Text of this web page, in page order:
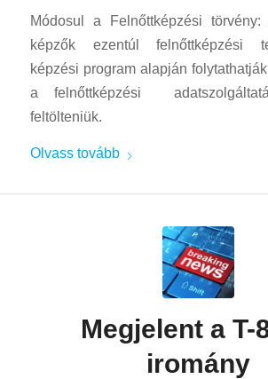
Módosul a Felnőttképzési törvény:
képzők ezentúl felnőttképzési
képzési program alapján
a felnőttképzési
feltölteniük.
Olvass tovább
Megjelent a T-
iromány